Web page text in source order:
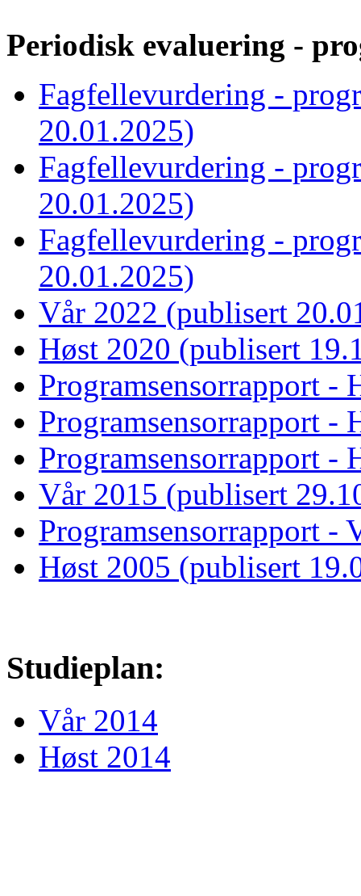
Periodisk evaluering -
Fagfellevurdering -
20.01.2025)
Fagfellevurdering -
20.01.2025)
Fagfellevurdering -
20.01.2025)
Vår 2022 (publisert
Høst 2020 (publisert
Programsensorrapport -
Programsensorrapport -
Programsensorrapport -
Vår 2015 (publisert
Programsensorrapport -
Høst 2005 (publisert
Studieplan:
Vår 2014
Høst 2014